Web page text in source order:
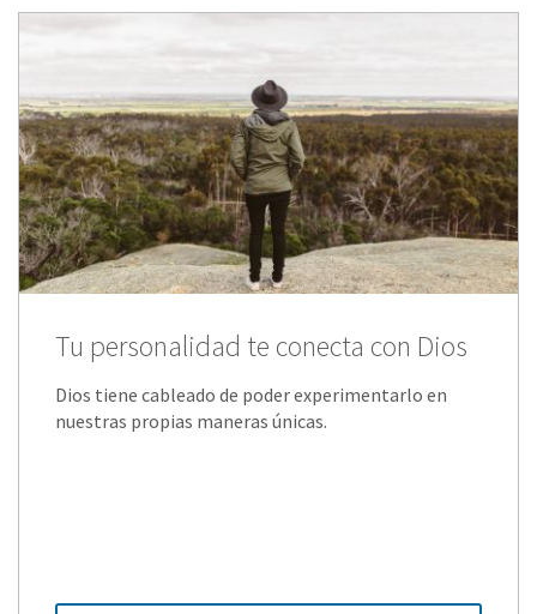
Tu personalidad te conecta con Dios
Dios tiene cableado de poder experimentarlo en
nuestras propias maneras únicas.